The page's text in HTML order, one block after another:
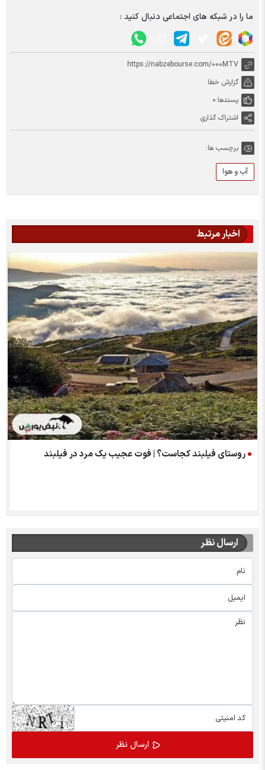
ما را در شبکه های اجتماعی دنبال کنید :
https://nabzebourse.com/000MTV
گزارش خطا
پسندها:0
اشتراک گذاری
برچسب ها:
آب و هوا
اخبار مرتبط
روستای فیلبند کجاست؟ | فوت عجیب یک مرد در فیلبند
ارسال نظر